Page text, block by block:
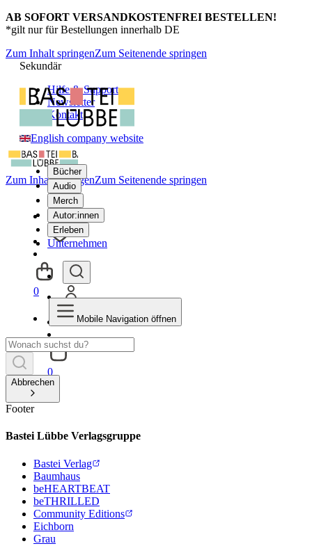
AB SOFORT VERSANDKOSTENFREI BESTELLEN!
*gilt nur für Bestellungen innerhalb DE
Zum Inhalt springenZum Seitenende springen
Sekundär
Hilfe & Support
Newsletter
Kontakt
English company website
Bücher
Audio
Merch
Autor:innen
Erleben
Unternehmen
0
Zum Inhalt springenZum Seitenende springen
0
Mobile Navigation öffnen
Abbrechen
Footer
Bastei Lübbe Verlagsgruppe
Bastei Verlag
Baumhaus
beHEARTBEAT
beTHRILLED
Community Editions
Eichborn
Grau